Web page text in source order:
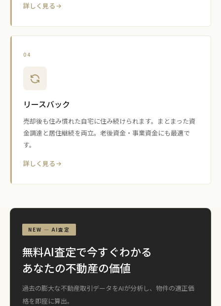
詳しく見る
04
リースバック
売却後も住み慣れた自宅に住み続けられます。まとまった資
金調達と居住継続を両立。老後資金・事業資金にも最適で
す。
詳しく見る
NEW — AI査定
無料AI査定で今すぐわかる
あなたの不動産の価値
過去の膨大な不動産取引データをAIが分析し、物件の適正価
格を即座に算出。